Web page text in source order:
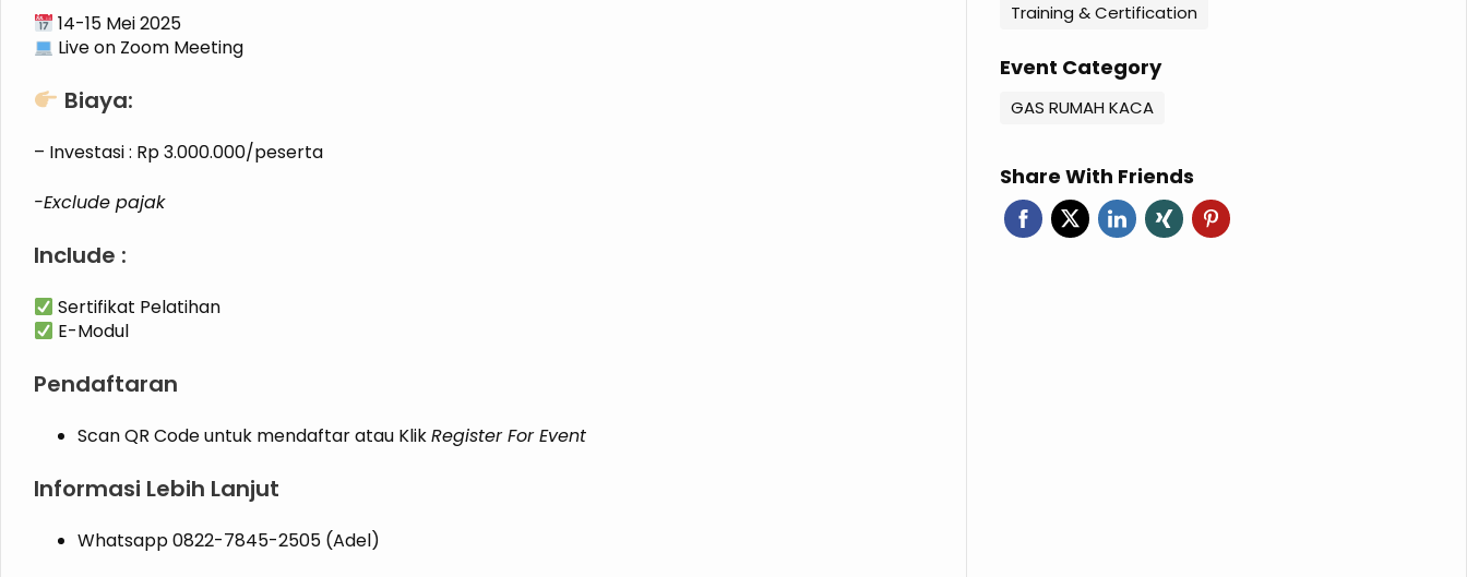
14-15 Mei 2025
Live on Zoom Meeting
Biaya:
– Investasi : Rp 3.000.000/peserta
-Exclude pajak
Include :
Sertifikat Pelatihan
E-Modul
Pendaftaran
Scan QR Code untuk mendaftar atau KlikRegister For Event
Informasi Lebih Lanjut
Whatsapp 0822-7845-2505 (Adel)
Training & Certification
Event Category
GAS RUMAH KACA
Share With Friends